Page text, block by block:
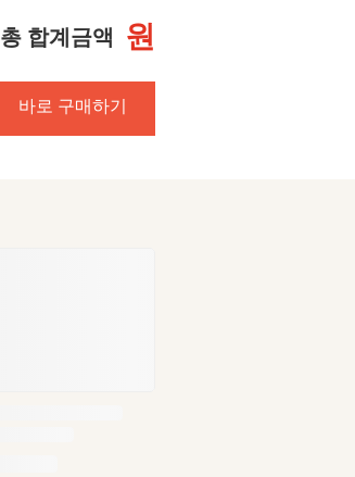
총 합계금액 원
바로 구매하기